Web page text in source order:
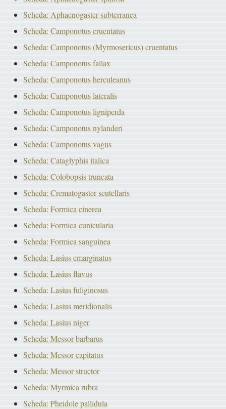
Scheda: Aphaenogaster subterranea
Scheda: Camponotus cruentatus
Scheda: Camponotus (Myrmosericus) cruentatus
Scheda: Camponotus fallax
Scheda: Camponotus herculeanus
Scheda: Camponotus lateralis
Scheda: Camponotus ligniperda
Scheda: Camponotus nylanderi
Scheda: Camponotus vagus
Scheda: Cataglyphis italica
Scheda: Colobopsis truncata
Scheda: Crematogaster scutellaris
Scheda: Formica cinerea
Scheda: Formica cunicularia
Scheda: Formica sanguinea
Scheda: Lasius emarginatus
Scheda: Lasius flavus
Scheda: Lasius fuliginosus
Scheda: Lasius meridionalis
Scheda: Lasius niger
Scheda: Messor barbarus
Scheda: Messor capitatus
Scheda: Messor structor
Scheda: Myrmica rubra
Scheda: Pheidole pallidula